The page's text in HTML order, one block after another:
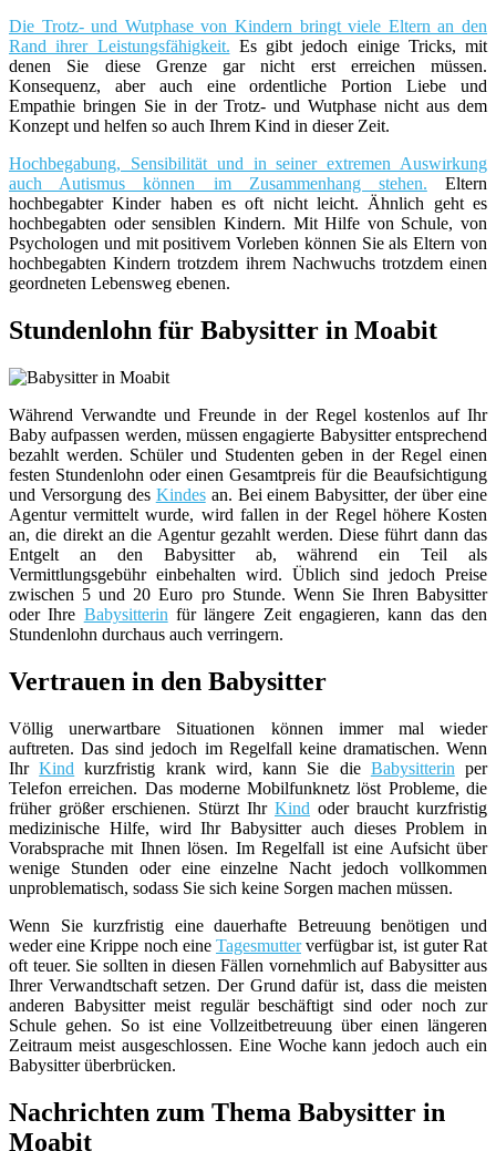
Die Trotz- und Wutphase von Kindern bringt viele Eltern an den
Rand ihrer Leistungsfähigkeit. Es gibt jedoch einige Tricks, mit
denen Sie diese Grenze gar nicht erst erreichen müssen.
Konsequenz, aber auch eine ordentliche Portion Liebe und
Empathie bringen Sie in der Trotz- und Wutphase nicht aus dem
Konzept und helfen so auch Ihrem Kind in dieser Zeit.
Hochbegabung, Sensibilität und in seiner extremen Auswirkung
auch Autismus können im Zusammenhang stehen. Eltern
hochbegabter Kinder haben es oft nicht leicht. Ähnlich geht es
hochbegabten oder sensiblen Kindern. Mit Hilfe von Schule, von
Psychologen und mit positivem Vorleben können Sie als Eltern von
hochbegabten Kindern trotzdem ihrem Nachwuchs trotzdem einen
geordneten Lebensweg ebenen.
Stundenlohn für Babysitter in Moabit
Während Verwandte und Freunde in der Regel kostenlos auf Ihr
Baby aufpassen werden, müssen engagierte Babysitter entsprechend
bezahlt werden. Schüler und Studenten geben in der Regel einen
festen Stundenlohn oder einen Gesamtpreis für die Beaufsichtigung
und Versorgung des Kindesan. Bei einem Babysitter, der über eine
Agentur vermittelt wurde, wird fallen in der Regel höhere Kosten
an, die direkt an die Agentur gezahlt werden. Diese führt dann das
Entgelt an den Babysitter ab, während ein Teil als
Vermittlungsgebühr einbehalten wird. Üblich sind jedoch Preise
zwischen 5 und 20 Euro pro Stunde. Wenn Sie Ihren Babysitter
oder Ihre Babysitterin für längere Zeit engagieren, kann das den
Stundenlohn durchaus auch verringern.
Vertrauen in den Babysitter
Völlig unerwartbare Situationen können immer mal wieder
auftreten. Das sind jedoch im Regelfall keine dramatischen. Wenn
IhrKind kurzfristig krank wird, kann Sie die Babysitterin per
Telefon erreichen. Das moderne Mobilfunknetz löst Probleme, die
früher größer erschienen. Stürzt Ihr Kind oder braucht kurzfristig
medizinische Hilfe, wird Ihr Babysitter auch dieses Problem in
Vorabsprache mit Ihnen lösen. Im Regelfall ist eine Aufsicht über
wenige Stunden oder eine einzelne Nacht jedoch vollkommen
unproblematisch, sodass Sie sich keine Sorgen machen müssen.
Wenn Sie kurzfristig eine dauerhafte Betreuung benötigen und
weder eine Krippe noch eine Tagesmutterverfügbar ist, ist guter Rat
oft teuer. Sie sollten in diesen Fällen vornehmlich auf Babysitter aus
Ihrer Verwandtschaft setzen. Der Grund dafür ist, dass die meisten
anderen Babysitter meist regulär beschäftigt sind oder noch zur
Schule gehen. So ist eine Vollzeitbetreuung über einen längeren
Zeitraum meist ausgeschlossen. Eine Woche kann jedoch auch ein
Babysitter überbrücken.
Nachrichten zum Thema Babysitter in
Moabit